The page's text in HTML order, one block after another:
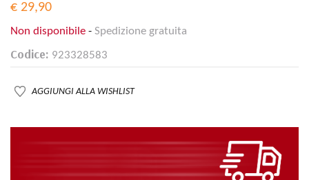
€ 29,90
Non disponibile - Spedizione gratuita
Codice: 923328583
AGGIUNGI ALLA WISHLIST